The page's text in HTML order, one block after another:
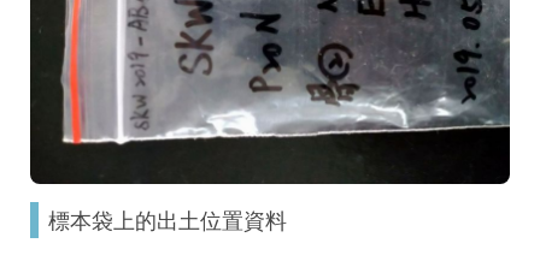
標本袋上的出土位置資料